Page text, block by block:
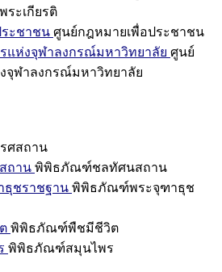
ระเกียรติ
ะชาชน ศูนย์กฎหมายเพื่อประชาชน
แห่งจุฬาลงกรณ์มหาวิทยาลัย ศูนย์
จุฬาลงกรณ์มหาวิทยาลัย
ศสถาน
ถาน พิพิธภัณฑ์ชลทัศนสถาน
ชราชฐาน พิพิธภัณฑ์พระจุฑาธุช
พิพิธภัณฑ์พืชมีชีวิต
พิพิธภัณฑ์สมุนไพร